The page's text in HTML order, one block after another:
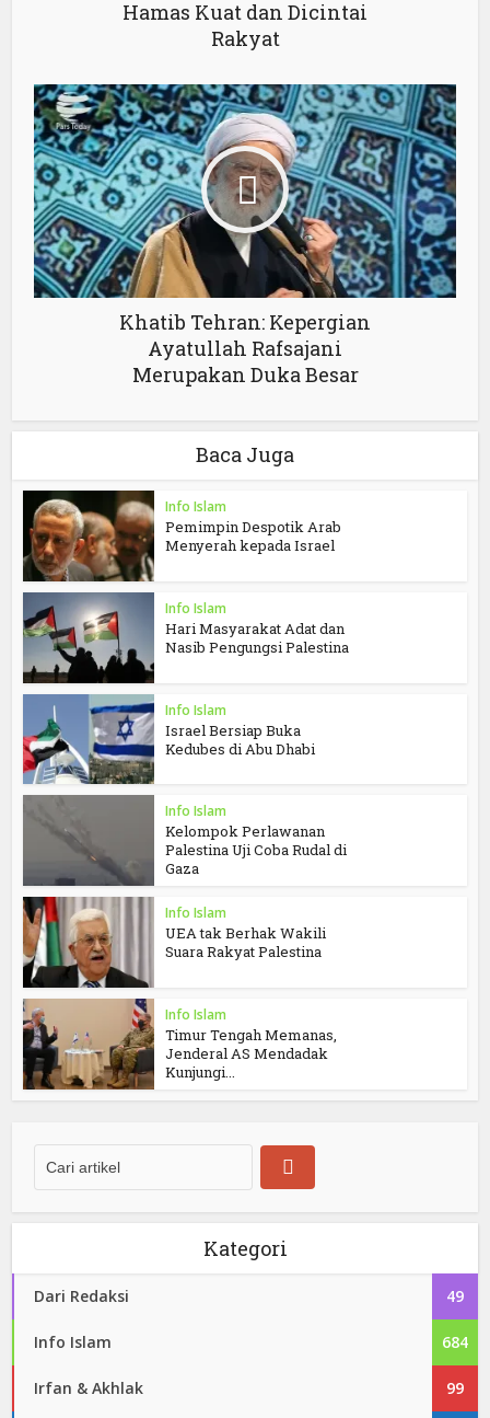
Hamas Kuat dan Dicintai
Rakyat
Khatib Tehran: Kepergian
Ayatullah Rafsajani
Merupakan Duka Besar
Baca Juga
Info Islam
Pemimpin Despotik Arab
Menyerah kepada Israel
Info Islam
Hari Masyarakat Adat dan
Nasib Pengungsi Palestina
Info Islam
Israel Bersiap Buka
Kedubes di Abu Dhabi
Info Islam
Kelompok Perlawanan
Palestina Uji Coba Rudal di
Gaza
Info Islam
UEA tak Berhak Wakili
Suara Rakyat Palestina
Info Islam
Timur Tengah Memanas,
Jenderal AS Mendadak
Kunjungi...
Kategori
Dari Redaksi 49
Info Islam 684
Irfan & Akhlak 99